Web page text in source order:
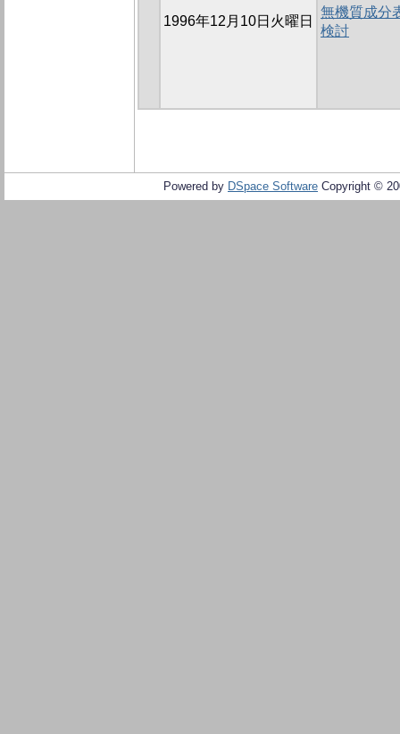
1996年12月10日火曜日
無機質成分
検討
Powered by DSpace Software Copyright ©